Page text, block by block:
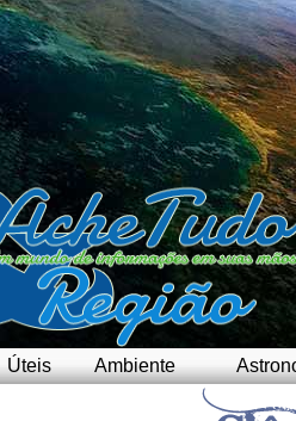
Úteis Ambiente